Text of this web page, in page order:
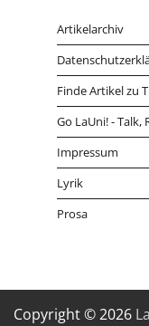
Artikelarchiv
Finde Artikel zu
Go LaUni! - Talk,
Impressum
Lyrik
Prosa
Copyright © 2026